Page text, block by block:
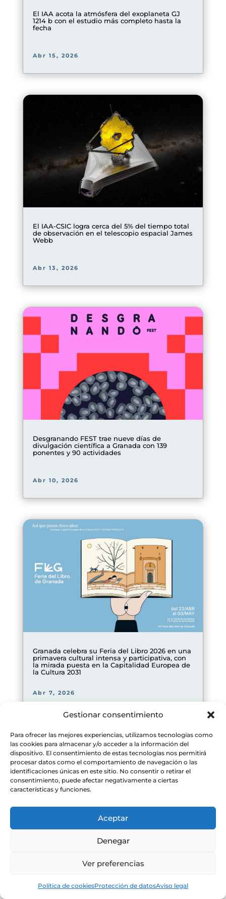
Gestionar consentimiento
Para ofrecer las mejores experiencias, utilizamos tecnologías como
las cookies para almacenar y/o acceder a la información del
dispositivo. El consentimiento de estas tecnologías nos permitirá
procesar datos como el comportamiento de navegación o las
identificaciones únicas en este sitio. No consentir o retirar el
consentimiento, puede afectar negativamente a ciertas
características y funciones.
Aceptar
Denegar
Ver preferencias
Política de cookiesProtección de datosAviso legal
El IAA acota la atmósfera del exoplaneta GJ
1214 b con el estudio más completo hasta la
fecha
Abr 15, 2026
El IAA-CSIC logra cerca del 5% del tiempo total
de observación en el telescopio espacial James
Webb
Abr 13, 2026
Desgranando FEST trae nueve días de
divulgación científica a Granada con 139
ponentes y 90 actividades
Abr 10, 2026
Granada celebra su Feria del Libro 2026 en una
primavera cultural intensa y participativa, con
la mirada puesta en la Capitalidad Europea de
la Cultura 2031
Abr 7, 2026
Una nueva técnica de medición revela especies
inesperadas de mercurio en la atmósfera